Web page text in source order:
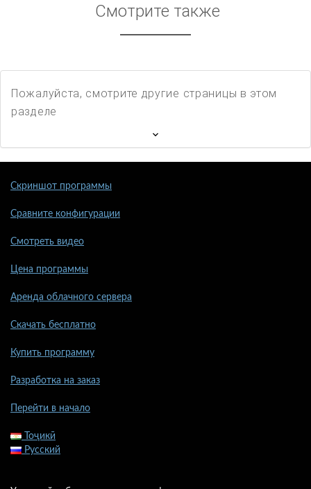
Смотрите также
Пожалуйста, смотрите другие страницы в этом
разделе
Скриншот программы
Сравните конфигурации
Смотреть видео
Цена программы
Аренда облачного сервера
Скачать бесплатно
Купить программу
Разработка на заказ
Перейти в начало
Тоҷикӣ
Русский